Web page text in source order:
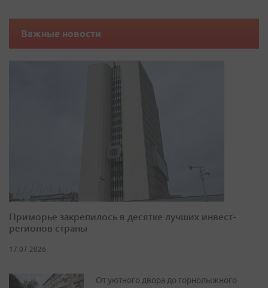
Важные новости
Приморье закрепилось в десятке лучших инвест-
регионов страны
17.07.2026
От уютного двора до горнолыжного